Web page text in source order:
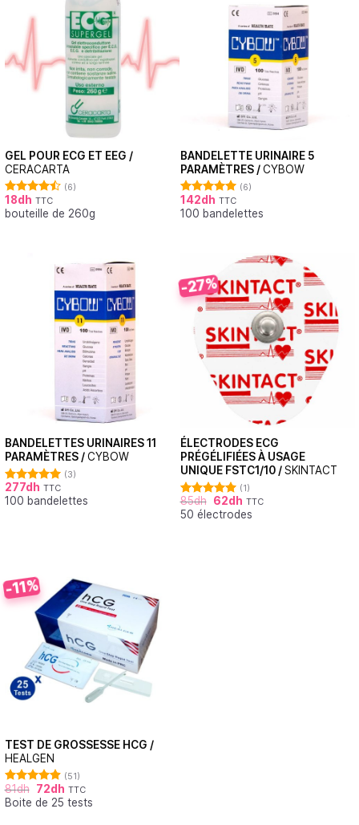
GEL POUR ECG ET EEG /
CERACARTA
Note 4.50
sur 5
(6)
18dh TTC
bouteille de 260g
BANDELETTE URINAIRE 5
PARAMÈTRES /CYBOW
Note5.00
sur 5
(6)
142dh TTC
100 bandelettes
BANDELETTES URINAIRES 11
PARAMÈTRES /CYBOW
Note5.00
sur 5
(3)
277dh TTC
100 bandelettes
-27%
ÉLECTRODES ECG
PRÉGÉLIFIÉES À USAGE
UNIQUE FSTC1/10 /SKINTACT
Note 5.00
sur 5
(1)
85dh 62dh TTC
50 électrodes
-11%
TEST DE GROSSESSE HCG /
HEALGEN
Note
4.88
sur 5
(51)
81dh 72dh TTC
Boite de 25 tests